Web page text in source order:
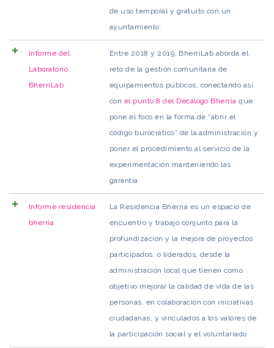
de uso temporal y gratuito con un
ayuntamiento.
Informe del
Laboratorio
BherriLab
Entre 2018 y 2019, BherriLab aborda el
reto de la gestión comunitaria de
equipamientos públicos, conectando así
con el punto 8 del Decálogo Bherria que
pone el foco en la forma de “abrir el
código burocrático” de la administración y
poner el procedimiento al servicio de la
experimentación manteniendo las
garantía.
Informe residencia
bherria
La Residencia Bherria es un espacio de
encuentro y trabajo conjunto para la
profundización y la mejora de proyectos
participados, o liderados, desde la
administración local que tienen como
objetivo mejorar la calidad de vida de las
personas, en colaboración con iniciativas
ciudadanas, y vinculados a los valores de
la participación social y el voluntariado.